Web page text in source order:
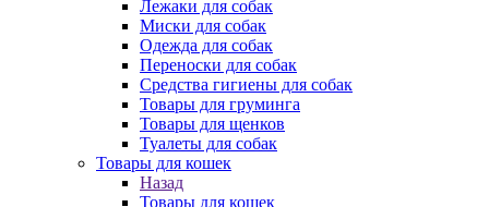
Лежаки для собак
Миски для собак
Одежда для собак
Переноски для собак
Средства гигиены для собак
Товары для груминга
Товары для щенков
Туалеты для собак
Товары для кошек
Назад
Товары для кошек